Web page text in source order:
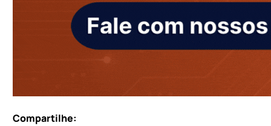
Compartilhe: